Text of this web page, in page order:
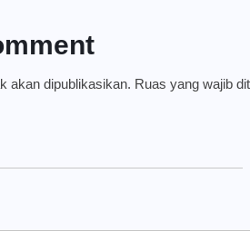
akan dipublikasikan. Ruas yang wajib